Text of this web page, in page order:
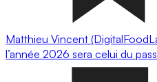
Matthieu Vincent
l’année 2026 sera celui du